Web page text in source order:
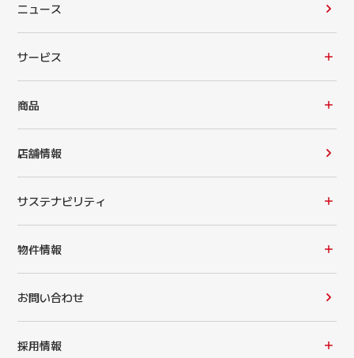
ニュース
サービス
商品
店舗情報
サステナビリティ
物件情報
お問い合わせ
採用情報